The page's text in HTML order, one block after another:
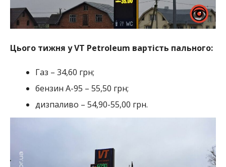
Цього тижня у VT Petroleum вартість пального:
Газ – 34,60 грн;
бензин А-95 – 55,50 грн;
дизпаливо – 54,90-55,00 грн.